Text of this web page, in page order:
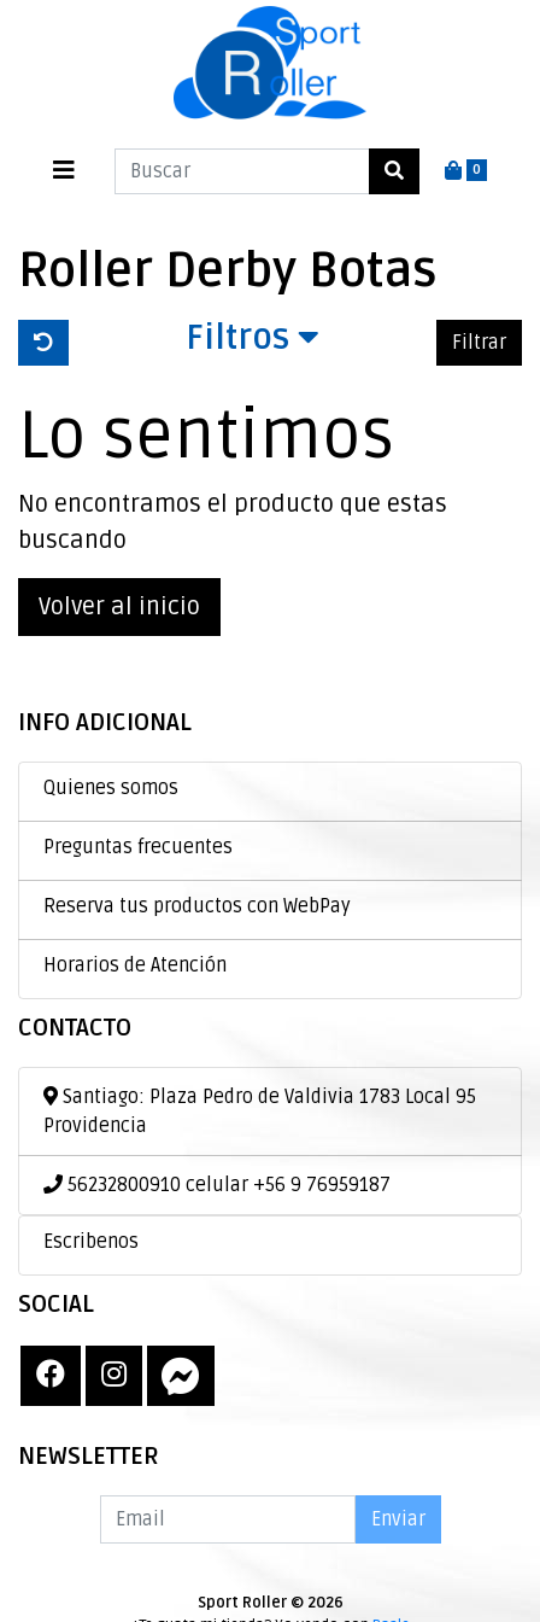
0
Roller Derby Botas
Filtros Filtrar
Lo sentimos
No encontramos el producto que estas
buscando
Volver al inicio
INFO ADICIONAL
Quienes somos
Preguntas frecuentes
Reserva tus productos con WebPay
Horarios de Atención
CONTACTO
Santiago: Plaza Pedro de Valdivia 1783 Local 95
Providencia
56232800910 celular +56 9 76959187
Escribenos
SOCIAL
NEWSLETTER
Enviar
Sport Roller © 2026